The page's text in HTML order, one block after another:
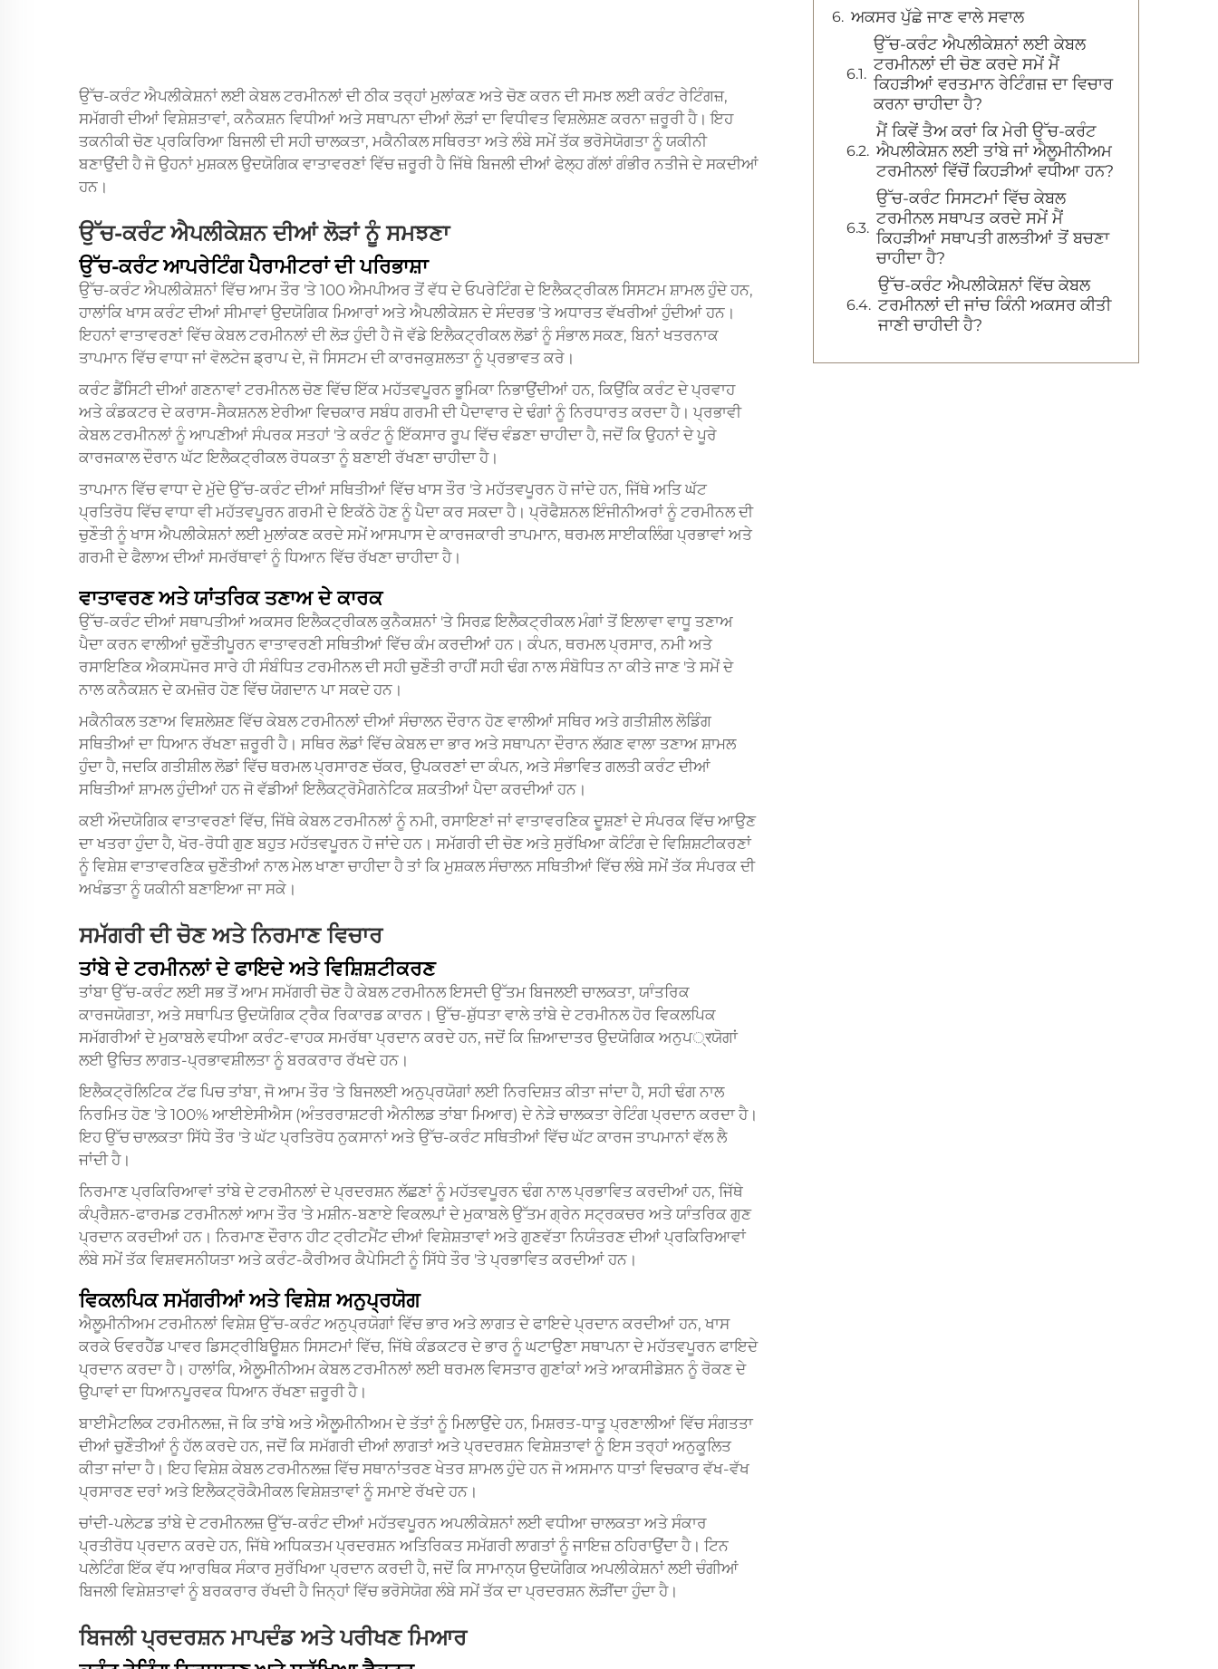
ਉੱਚ-ਕਰੰਟ ਐਪਲੀਕੇਸ਼ਨਾਂ ਲਈ ਕੇਬਲ ਟਰਮੀਨਲਾਂ ਦੀ ਠੀਕ ਤਰ੍ਹਾਂ ਮੁਲਾਂਕਣ ਅਤੇ ਚੋਣ ਕਰਨ ਦੀ ਸਮਝ ਲਈ ਕਰੰਟ ਰੇਟਿੰਗਜ਼,
ਸਮੱਗਰੀ ਦੀਆਂ ਵਿਸ਼ੇਸ਼ਤਾਵਾਂ, ਕਨੈਕਸ਼ਨ ਵਿਧੀਆਂ ਅਤੇ ਸਥਾਪਨਾ ਦੀਆਂ ਲੋੜਾਂ ਦਾ ਵਿਧੀਵਤ ਵਿਸ਼ਲੇਸ਼ਣ ਕਰਨਾ ਜ਼ਰੂਰੀ ਹੈ। ਇਹ
ਤਕਨੀਕੀ ਚੋਣ ਪ੍ਰਕਿਰਿਆ ਬਿਜਲੀ ਦੀ ਸਹੀ ਚਾਲਕਤਾ, ਮਕੈਨੀਕਲ ਸਥਿਰਤਾ ਅਤੇ ਲੰਬੇ ਸਮੇਂ ਤੱਕ ਭਰੋਸੇਯੋਗਤਾ ਨੂੰ ਯਕੀਨੀ
ਬਣਾਉਂਦੀ ਹੈ ਜੋ ਉਹਨਾਂ ਮੁਸ਼ਕਲ ਉਦਯੋਗਿਕ ਵਾਤਾਵਰਣਾਂ ਵਿੱਚ ਜ਼ਰੂਰੀ ਹੈ ਜਿੱਥੇ ਬਿਜਲੀ ਦੀਆਂ ਫੇਲ੍ਹ ਗੱਲਾਂ ਗੰਭੀਰ ਨਤੀਜੇ ਦੇ ਸਕਦੀਆਂ
ਹਨ।
ਉੱਚ-ਕਰੰਟ ਐਪਲੀਕੇਸ਼ਨ ਦੀਆਂ ਲੋੜਾਂ ਨੂੰ ਸਮਝਣਾ
ਉੱਚ-ਕਰੰਟ ਆਪਰੇਟਿੰਗ ਪੈਰਾਮੀਟਰਾਂ ਦੀ ਪਰਿਭਾਸ਼ਾ
ਉੱਚ-ਕਰੰਟ ਐਪਲੀਕੇਸ਼ਨਾਂ ਵਿੱਚ ਆਮ ਤੌਰ 'ਤੇ 100 ਐਮਪੀਅਰ ਤੋਂ ਵੱਧ ਦੇ ਓਪਰੇਟਿੰਗ ਦੇ ਇਲੈਕਟ੍ਰੀਕਲ ਸਿਸਟਮ ਸ਼ਾਮਲ ਹੁੰਦੇ ਹਨ,
ਹਾਲਾਂਕਿ ਖਾਸ ਕਰੰਟ ਦੀਆਂ ਸੀਮਾਵਾਂ ਉਦਯੋਗਿਕ ਮਿਆਰਾਂ ਅਤੇ ਐਪਲੀਕੇਸ਼ਨ ਦੇ ਸੰਦਰਭ 'ਤੇ ਅਧਾਰਤ ਵੱਖਰੀਆਂ ਹੁੰਦੀਆਂ ਹਨ।
ਇਹਨਾਂ ਵਾਤਾਵਰਣਾਂ ਵਿੱਚ ਕੇਬਲ ਟਰਮੀਨਲਾਂ ਦੀ ਲੋੜ ਹੁੰਦੀ ਹੈ ਜੋ ਵੱਡੇ ਇਲੈਕਟ੍ਰੀਕਲ ਲੋਡਾਂ ਨੂੰ ਸੰਭਾਲ ਸਕਣ, ਬਿਨਾਂ ਖਤਰਨਾਕ
ਤਾਪਮਾਨ ਵਿੱਚ ਵਾਧਾ ਜਾਂ ਵੋਲਟੇਜ ਡ੍ਰਾਪ ਦੇ, ਜੋ ਸਿਸਟਮ ਦੀ ਕਾਰਜਕੁਸ਼ਲਤਾ ਨੂੰ ਪ੍ਰਭਾਵਤ ਕਰੇ।
ਕਰੰਟ ਡੈਂਸਿਟੀ ਦੀਆਂ ਗਣਨਾਵਾਂ ਟਰਮੀਨਲ ਚੋਣ ਵਿੱਚ ਇੱਕ ਮਹੱਤਵਪੂਰਨ ਭੂਮਿਕਾ ਨਿਭਾਉਂਦੀਆਂ ਹਨ, ਕਿਉਂਕਿ ਕਰੰਟ ਦੇ ਪ੍ਰਵਾਹ
ਅਤੇ ਕੰਡਕਟਰ ਦੇ ਕਰਾਸ-ਸੈਕਸ਼ਨਲ ਏਰੀਆ ਵਿਚਕਾਰ ਸਬੰਧ ਗਰਮੀ ਦੀ ਪੈਦਾਵਾਰ ਦੇ ਢੰਗਾਂ ਨੂੰ ਨਿਰਧਾਰਤ ਕਰਦਾ ਹੈ। ਪ੍ਰਭਾਵੀ
ਕੇਬਲ ਟਰਮੀਨਲਾਂ ਨੂੰ ਆਪਣੀਆਂ ਸੰਪਰਕ ਸਤਹਾਂ 'ਤੇ ਕਰੰਟ ਨੂੰ ਇੱਕਸਾਰ ਰੂਪ ਵਿੱਚ ਵੰਡਣਾ ਚਾਹੀਦਾ ਹੈ, ਜਦੋਂ ਕਿ ਉਹਨਾਂ ਦੇ ਪੂਰੇ
ਕਾਰਜਕਾਲ ਦੌਰਾਨ ਘੱਟ ਇਲੈਕਟ੍ਰੀਕਲ ਰੋਧਕਤਾ ਨੂੰ ਬਣਾਈ ਰੱਖਣਾ ਚਾਹੀਦਾ ਹੈ।
ਤਾਪਮਾਨ ਵਿੱਚ ਵਾਧਾ ਦੇ ਮੁੱਦੇ ਉੱਚ-ਕਰੰਟ ਦੀਆਂ ਸਥਿਤੀਆਂ ਵਿੱਚ ਖਾਸ ਤੌਰ 'ਤੇ ਮਹੱਤਵਪੂਰਨ ਹੋ ਜਾਂਦੇ ਹਨ, ਜਿੱਥੇ ਅਤਿ ਘੱਟ
ਪ੍ਰਤਿਰੋਧ ਵਿੱਚ ਵਾਧਾ ਵੀ ਮਹੱਤਵਪੂਰਨ ਗਰਮੀ ਦੇ ਇਕੱਠੇ ਹੋਣ ਨੂੰ ਪੈਦਾ ਕਰ ਸਕਦਾ ਹੈ। ਪ੍ਰੋਫੈਸ਼ਨਲ ਇੰਜੀਨੀਅਰਾਂ ਨੂੰ ਟਰਮੀਨਲ ਦੀ
ਚੁਣੌਤੀ ਨੂੰ ਖਾਸ ਐਪਲੀਕੇਸ਼ਨਾਂ ਲਈ ਮੁਲਾਂਕਣ ਕਰਦੇ ਸਮੇਂ ਆਸਪਾਸ ਦੇ ਕਾਰਜਕਾਰੀ ਤਾਪਮਾਨ, ਥਰਮਲ ਸਾਈਕਲਿੰਗ ਪ੍ਰਭਾਵਾਂ ਅਤੇ
ਗਰਮੀ ਦੇ ਫੈਲਾਅ ਦੀਆਂ ਸਮਰੱਥਾਵਾਂ ਨੂੰ ਧਿਆਨ ਵਿੱਚ ਰੱਖਣਾ ਚਾਹੀਦਾ ਹੈ।
ਵਾਤਾਵਰਣ ਅਤੇ ਯਾਂਤਰਿਕ ਤਣਾਅ ਦੇ ਕਾਰਕ
ਉੱਚ-ਕਰੰਟ ਦੀਆਂ ਸਥਾਪਤੀਆਂ ਅਕਸਰ ਇਲੈਕਟ੍ਰੀਕਲ ਕੁਨੈਕਸ਼ਨਾਂ 'ਤੇ ਸਿਰਫ਼ ਇਲੈਕਟ੍ਰੀਕਲ ਮੰਗਾਂ ਤੋਂ ਇਲਾਵਾ ਵਾਧੂ ਤਣਾਅ
ਪੈਦਾ ਕਰਨ ਵਾਲੀਆਂ ਚੁਣੌਤੀਪੂਰਨ ਵਾਤਾਵਰਣੀ ਸਥਿਤੀਆਂ ਵਿੱਚ ਕੰਮ ਕਰਦੀਆਂ ਹਨ। ਕੰਪਨ, ਥਰਮਲ ਪ੍ਰਸਾਰ, ਨਮੀ ਅਤੇ
ਰਸਾਇਣਿਕ ਐਕਸਪੋਜਰ ਸਾਰੇ ਹੀ ਸੰਬੰਧਿਤ ਟਰਮੀਨਲ ਦੀ ਸਹੀ ਚੁਣੌਤੀ ਰਾਹੀਂ ਸਹੀ ਢੰਗ ਨਾਲ ਸੰਬੋਧਿਤ ਨਾ ਕੀਤੇ ਜਾਣ 'ਤੇ ਸਮੇਂ ਦੇ
ਨਾਲ ਕਨੈਕਸ਼ਨ ਦੇ ਕਮਜ਼ੋਰ ਹੋਣ ਵਿੱਚ ਯੋਗਦਾਨ ਪਾ ਸਕਦੇ ਹਨ।
ਮਕੈਨੀਕਲ ਤਣਾਅ ਵਿਸ਼ਲੇਸ਼ਣ ਵਿੱਚ ਕੇਬਲ ਟਰਮੀਨਲਾਂ ਦੀਆਂ ਸੰਚਾਲਨ ਦੌਰਾਨ ਹੋਣ ਵਾਲੀਆਂ ਸਥਿਰ ਅਤੇ ਗਤੀਸ਼ੀਲ ਲੋਡਿੰਗ
ਸਥਿਤੀਆਂ ਦਾ ਧਿਆਨ ਰੱਖਣਾ ਜ਼ਰੂਰੀ ਹੈ। ਸਥਿਰ ਲੋਡਾਂ ਵਿੱਚ ਕੇਬਲ ਦਾ ਭਾਰ ਅਤੇ ਸਥਾਪਨਾ ਦੌਰਾਨ ਲੱਗਣ ਵਾਲਾ ਤਣਾਅ ਸ਼ਾਮਲ
ਹੁੰਦਾ ਹੈ, ਜਦਕਿ ਗਤੀਸ਼ੀਲ ਲੋਡਾਂ ਵਿੱਚ ਥਰਮਲ ਪ੍ਰਸਾਰਣ ਚੱਕਰ, ਉਪਕਰਣਾਂ ਦਾ ਕੰਪਨ, ਅਤੇ ਸੰਭਾਵਿਤ ਗਲਤੀ ਕਰੰਟ ਦੀਆਂ
ਸਥਿਤੀਆਂ ਸ਼ਾਮਲ ਹੁੰਦੀਆਂ ਹਨ ਜੋ ਵੱਡੀਆਂ ਇਲੈਕਟ੍ਰੋਮੈਗਨੇਟਿਕ ਸ਼ਕਤੀਆਂ ਪੈਦਾ ਕਰਦੀਆਂ ਹਨ।
ਕਈ ਔਦਯੋਗਿਕ ਵਾਤਾਵਰਣਾਂ ਵਿੱਚ, ਜਿੱਥੇ ਕੇਬਲ ਟਰਮੀਨਲਾਂ ਨੂੰ ਨਮੀ, ਰਸਾਇਣਾਂ ਜਾਂ ਵਾਤਾਵਰਣਿਕ ਦੂਸ਼ਣਾਂ ਦੇ ਸੰਪਰਕ ਵਿੱਚ ਆਉਣ
ਦਾ ਖਤਰਾ ਹੁੰਦਾ ਹੈ, ਖੋਰ-ਰੋਧੀ ਗੁਣ ਬਹੁਤ ਮਹੱਤਵਪੂਰਨ ਹੋ ਜਾਂਦੇ ਹਨ। ਸਮੱਗਰੀ ਦੀ ਚੋਣ ਅਤੇ ਸੁਰੱਖਿਆ ਕੋਟਿੰਗ ਦੇ ਵਿਸ਼ਿਸ਼ਟੀਕਰਣਾਂ
ਨੂੰ ਵਿਸ਼ੇਸ਼ ਵਾਤਾਵਰਣਿਕ ਚੁਣੌਤੀਆਂ ਨਾਲ ਮੇਲ ਖਾਣਾ ਚਾਹੀਦਾ ਹੈ ਤਾਂ ਕਿ ਮੁਸ਼ਕਲ ਸੰਚਾਲਨ ਸਥਿਤੀਆਂ ਵਿੱਚ ਲੰਬੇ ਸਮੇਂ ਤੱਕ ਸੰਪਰਕ ਦੀ
ਅਖੰਡਤਾ ਨੂੰ ਯਕੀਨੀ ਬਣਾਇਆ ਜਾ ਸਕੇ।
ਸਮੱਗਰੀ ਦੀ ਚੋਣ ਅਤੇ ਨਿਰਮਾਣ ਵਿਚਾਰ
ਤਾਂਬੇ ਦੇ ਟਰਮੀਨਲਾਂ ਦੇ ਫਾਇਦੇ ਅਤੇ ਵਿਸ਼ਿਸ਼ਟੀਕਰਣ
ਤਾਂਬਾ ਉੱਚ-ਕਰੰਟ ਲਈ ਸਭ ਤੋਂ ਆਮ ਸਮੱਗਰੀ ਚੋਣ ਹੈਕੇਬਲ ਟਰਮੀਨਲਇਸਦੀ ਉੱਤਮ ਬਿਜਲਈ ਚਾਲਕਤਾ, ਯਾੰਤਰਿਕ
ਕਾਰਜਯੋਗਤਾ, ਅਤੇ ਸਥਾਪਿਤ ਉਦਯੋਗਿਕ ਟ੍ਰੈਕ ਰਿਕਾਰਡ ਕਾਰਨ। ਉੱਚ-ਸ਼ੁੱਧਤਾ ਵਾਲੇ ਤਾਂਬੇ ਦੇ ਟਰਮੀਨਲ ਹੋਰ ਵਿਕਲਪਿਕ
ਸਮੱਗਰੀਆਂ ਦੇ ਮੁਕਾਬਲੇ ਵਧੀਆ ਕਰੰਟ-ਵਾਹਕ ਸਮਰੱਥਾ ਪ੍ਰਦਾਨ ਕਰਦੇ ਹਨ, ਜਦੋਂ ਕਿ ਜ਼ਿਆਦਾਤਰ ਉਦਯੋਗਿਕ ਅਨੁਪ्रਯੋਗਾਂ
ਲਈ ਉਚਿਤ ਲਾਗਤ-ਪ੍ਰਭਾਵਸ਼ੀਲਤਾ ਨੂੰ ਬਰਕਰਾਰ ਰੱਖਦੇ ਹਨ।
ਇਲੈਕਟ੍ਰੋਲਿਟਿਕ ਟੱਫ ਪਿਚ ਤਾਂਬਾ, ਜੋ ਆਮ ਤੌਰ 'ਤੇ ਬਿਜਲਈ ਅਨੁਪ੍ਰਯੋਗਾਂ ਲਈ ਨਿਰਦਿਸ਼ਤ ਕੀਤਾ ਜਾਂਦਾ ਹੈ, ਸਹੀ ਢੰਗ ਨਾਲ
ਨਿਰਮਿਤ ਹੋਣ 'ਤੇ 100% ਆਈਏਸੀਐਸ (ਅੰਤਰਰਾਸ਼ਟਰੀ ਐਨੀਲਡ ਤਾਂਬਾ ਮਿਆਰ) ਦੇ ਨੇੜੇ ਚਾਲਕਤਾ ਰੇਟਿੰਗ ਪ੍ਰਦਾਨ ਕਰਦਾ ਹੈ।
ਇਹ ਉੱਚ ਚਾਲਕਤਾ ਸਿੱਧੇ ਤੌਰ 'ਤੇ ਘੱਟ ਪ੍ਰਤਿਰੋਧ ਨੁਕਸਾਨਾਂ ਅਤੇ ਉੱਚ-ਕਰੰਟ ਸਥਿਤੀਆਂ ਵਿੱਚ ਘੱਟ ਕਾਰਜ ਤਾਪਮਾਨਾਂ ਵੱਲ ਲੈ
ਜਾਂਦੀ ਹੈ।
ਨਿਰਮਾਣ ਪ੍ਰਕਿਰਿਆਵਾਂ ਤਾਂਬੇ ਦੇ ਟਰਮੀਨਲਾਂ ਦੇ ਪ੍ਰਦਰਸ਼ਨ ਲੱਛਣਾਂ ਨੂੰ ਮਹੱਤਵਪੂਰਨ ਢੰਗ ਨਾਲ ਪ੍ਰਭਾਵਿਤ ਕਰਦੀਆਂ ਹਨ, ਜਿੱਥੇ
ਕੰਪ੍ਰੈਸ਼ਨ-ਫਾਰਮਡ ਟਰਮੀਨਲਾਂ ਆਮ ਤੌਰ 'ਤੇ ਮਸ਼ੀਨ-ਬਣਾਏ ਵਿਕਲਪਾਂ ਦੇ ਮੁਕਾਬਲੇ ਉੱਤਮ ਗ੍ਰੇਨ ਸਟ੍ਰਕਚਰ ਅਤੇ ਯਾੰਤਰਿਕ ਗੁਣ
ਪ੍ਰਦਾਨ ਕਰਦੀਆਂ ਹਨ। ਨਿਰਮਾਣ ਦੌਰਾਨ ਹੀਟ ਟ੍ਰੀਟਮੈਂਟ ਦੀਆਂ ਵਿਸ਼ੇਸ਼ਤਾਵਾਂ ਅਤੇ ਗੁਣਵੱਤਾ ਨਿਯੰਤਰਣ ਦੀਆਂ ਪ੍ਰਕਿਰਿਆਵਾਂ
ਲੰਬੇ ਸਮੇਂ ਤੱਕ ਵਿਸ਼ਵਸਨੀਯਤਾ ਅਤੇ ਕਰੰਟ-ਕੈਰੀਅਰ ਕੈਪੇਸਿਟੀ ਨੂੰ ਸਿੱਧੇ ਤੌਰ 'ਤੇ ਪ੍ਰਭਾਵਿਤ ਕਰਦੀਆਂ ਹਨ।
ਵਿਕਲਪਿਕ ਸਮੱਗਰੀਆਂ ਅਤੇ ਵਿਸ਼ੇਸ਼ ਅਨੁਪ੍ਰਯੋਗ
ਐਲੂਮੀਨੀਅਮ ਟਰਮੀਨਲਾਂ ਵਿਸ਼ੇਸ਼ ਉੱਚ-ਕਰੰਟ ਅਨੁਪ੍ਰਯੋਗਾਂ ਵਿੱਚ ਭਾਰ ਅਤੇ ਲਾਗਤ ਦੇ ਫਾਇਦੇ ਪ੍ਰਦਾਨ ਕਰਦੀਆਂ ਹਨ, ਖਾਸ
ਕਰਕੇ ਓਵਰਹੈੱਡ ਪਾਵਰ ਡਿਸਟ੍ਰੀਬਿਊਸ਼ਨ ਸਿਸਟਮਾਂ ਵਿੱਚ, ਜਿੱਥੇ ਕੰਡਕਟਰ ਦੇ ਭਾਰ ਨੂੰ ਘਟਾਉਣਾ ਸਥਾਪਨਾ ਦੇ ਮਹੱਤਵਪੂਰਨ ਫਾਇਦੇ
ਪ੍ਰਦਾਨ ਕਰਦਾ ਹੈ। ਹਾਲਾਂਕਿ, ਐਲੂਮੀਨੀਅਮ ਕੇਬਲ ਟਰਮੀਨਲਾਂ ਲਈ ਥਰਮਲ ਵਿਸਤਾਰ ਗੁਣਾਂਕਾਂ ਅਤੇ ਆਕਸੀਡੇਸ਼ਨ ਨੂੰ ਰੋਕਣ ਦੇ
ਉਪਾਵਾਂ ਦਾ ਧਿਆਨਪੂਰਵਕ ਧਿਆਨ ਰੱਖਣਾ ਜ਼ਰੂਰੀ ਹੈ।
ਬਾਈਮੈਟਲਿਕ ਟਰਮੀਨਲਜ਼, ਜੋ ਕਿ ਤਾਂਬੇ ਅਤੇ ਐਲੂਮੀਨੀਅਮ ਦੇ ਤੱਤਾਂ ਨੂੰ ਮਿਲਾਉਂਦੇ ਹਨ, ਮਿਸ਼ਰਤ-ਧਾਤੂ ਪ੍ਰਣਾਲੀਆਂ ਵਿੱਚ ਸੰਗਤਤਾ
ਦੀਆਂ ਚੁਣੌਤੀਆਂ ਨੂੰ ਹੱਲ ਕਰਦੇ ਹਨ, ਜਦੋਂ ਕਿ ਸਮੱਗਰੀ ਦੀਆਂ ਲਾਗਤਾਂ ਅਤੇ ਪ੍ਰਦਰਸ਼ਨ ਵਿਸ਼ੇਸ਼ਤਾਵਾਂ ਨੂੰ ਇਸ ਤਰ੍ਹਾਂ ਅਨੁਕੂਲਿਤ
ਕੀਤਾ ਜਾਂਦਾ ਹੈ। ਇਹ ਵਿਸ਼ੇਸ਼ ਕੇਬਲ ਟਰਮੀਨਲਜ਼ ਵਿੱਚ ਸਥਾਨਾਂਤਰਣ ਖੇਤਰ ਸ਼ਾਮਲ ਹੁੰਦੇ ਹਨ ਜੋ ਅਸਮਾਨ ਧਾਤਾਂ ਵਿਚਕਾਰ ਵੱਖ-ਵੱਖ
ਪ੍ਰਸਾਰਣ ਦਰਾਂ ਅਤੇ ਇਲੈਕਟ੍ਰੋਕੈਮੀਕਲ ਵਿਸ਼ੇਸ਼ਤਾਵਾਂ ਨੂੰ ਸਮਾਏ ਰੱਖਦੇ ਹਨ।
ਚਾਂਦੀ-ਪਲੇਟਡ ਤਾਂਬੇ ਦੇ ਟਰਮੀਨਲਜ਼ ਉੱਚ-ਕਰੰਟ ਦੀਆਂ ਮਹੱਤਵਪੂਰਨ ਅਪਲੀਕੇਸ਼ਨਾਂ ਲਈ ਵਧੀਆ ਚਾਲਕਤਾ ਅਤੇ ਸੰਕਾਰ
ਪ੍ਰਤੀਰੋਧ ਪ੍ਰਦਾਨ ਕਰਦੇ ਹਨ, ਜਿੱਥੇ ਅਧਿਕਤਮ ਪ੍ਰਦਰਸ਼ਨ ਅਤਿਰਿਕਤ ਸਮੱਗਰੀ ਲਾਗਤਾਂ ਨੂੰ ਜਾਇਜ਼ ਠਹਿਰਾਉਂਦਾ ਹੈ। ਟਿਨ
ਪਲੇਟਿੰਗ ਇੱਕ ਵੱਧ ਆਰਥਿਕ ਸੰਕਾਰ ਸੁਰੱਖਿਆ ਪ੍ਰਦਾਨ ਕਰਦੀ ਹੈ, ਜਦੋਂ ਕਿ ਸਾਮਾਨ੍ਯ ਉਦਯੋਗਿਕ ਅਪਲੀਕੇਸ਼ਨਾਂ ਲਈ ਚੰਗੀਆਂ
ਬਿਜਲੀ ਵਿਸ਼ੇਸ਼ਤਾਵਾਂ ਨੂੰ ਬਰਕਰਾਰ ਰੱਖਦੀ ਹੈ ਜਿਨ੍ਹਾਂ ਵਿੱਚ ਭਰੋਸੇਯੋਗ ਲੰਬੇ ਸਮੇਂ ਤੱਕ ਦਾ ਪ੍ਰਦਰਸ਼ਨ ਲੋੜੀਂਦਾ ਹੁੰਦਾ ਹੈ।
ਬਿਜਲੀ ਪ੍ਰਦਰਸ਼ਨ ਮਾਪਦੰਡ ਅਤੇ ਪਰੀਖਣ ਮਿਆਰ
ਅਕਸਰ ਪੁੱਛੇ ਜਾਣ ਵਾਲੇ ਸਵਾਲ
ਉੱਚ-ਕਰੰਟ ਐਪਲੀਕੇਸ਼ਨਾਂ ਲਈ ਕੇਬਲ
ਟਰਮੀਨਲਾਂ ਦੀ ਚੋਣ ਕਰਦੇ ਸਮੇਂ ਮੈਂ
ਕਿਹੜੀਆਂ ਵਰਤਮਾਨ ਰੇਟਿੰਗਜ਼ ਦਾ ਵਿਚਾਰ
ਕਰਨਾ ਚਾਹੀਦਾ ਹੈ?
ਮੈਂ ਕਿਵੇਂ ਤੈਅ ਕਰਾਂ ਕਿ ਮੇਰੀ ਉੱਚ-ਕਰੰਟ
ਐਪਲੀਕੇਸ਼ਨ ਲਈ ਤਾਂਬੇ ਜਾਂ ਐਲੂਮੀਨੀਅਮ
ਟਰਮੀਨਲਾਂ ਵਿੱਚੋਂ ਕਿਹੜੀਆਂ ਵਧੀਆ ਹਨ?
ਉੱਚ-ਕਰੰਟ ਸਿਸਟਮਾਂ ਵਿੱਚ ਕੇਬਲ
ਟਰਮੀਨਲ ਸਥਾਪਤ ਕਰਦੇ ਸਮੇਂ ਮੈਂ
ਕਿਹੜੀਆਂ ਸਥਾਪਤੀ ਗਲਤੀਆਂ ਤੋਂ ਬਚਣਾ
ਚਾਹੀਦਾ ਹੈ?
ਉੱਚ-ਕਰੰਟ ਐਪਲੀਕੇਸ਼ਨਾਂ ਵਿੱਚ ਕੇਬਲ
ਟਰਮੀਨਲਾਂ ਦੀ ਜਾਂਚ ਕਿੰਨੀ ਅਕਸਰ ਕੀਤੀ
ਜਾਣੀ ਚਾਹੀਦੀ ਹੈ?